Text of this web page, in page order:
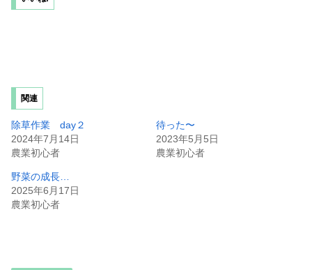
関連
除草作業 day２
2024年7月14日
農業初心者
待った〜
2023年5月5日
農業初心者
野菜の成長…
2025年6月17日
農業初心者